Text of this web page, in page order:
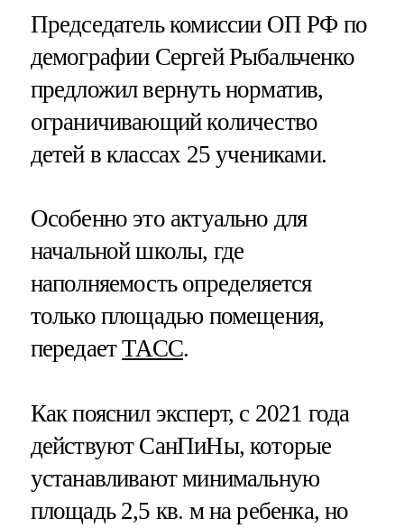
Председатель комиссии ОП РФ по
демографии Сергей Рыбальченко
предложил вернуть норматив,
ограничивающий количество
детей в классах 25 учениками.
Особенно это актуально для
начальной школы, где
наполняемость определяется
только площадью помещения,
передаетТАСС.
Как пояснил эксперт, с 2021 года
действуют СанПиНы, которые
устанавливают минимальную
площадь 2,5 кв. м на ребенка, но